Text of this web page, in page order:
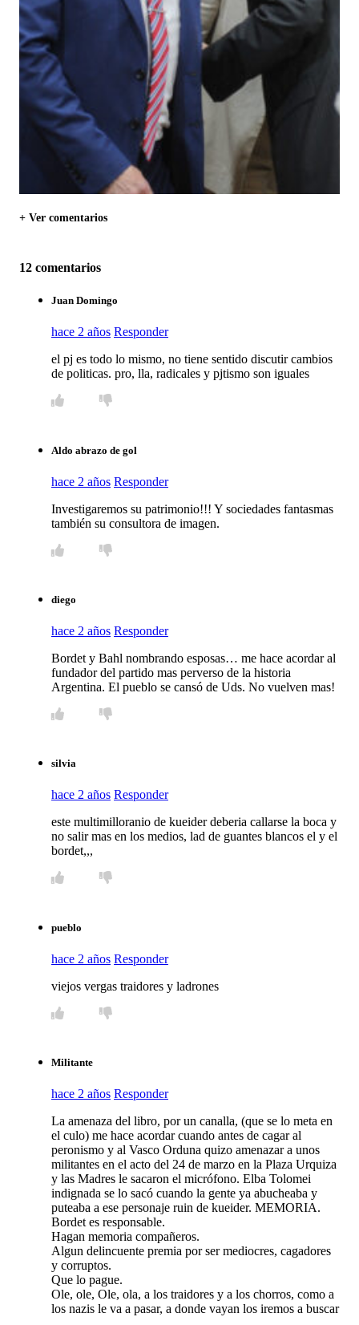
+ Ver comentarios
12 comentarios
Juan Domingo
hace 2 años Responder
el pj es todo lo mismo, no tiene sentido discutir cambios
de politicas. pro, lla, radicales y pjtismo son iguales
Aldo abrazo de gol
hace 2 años Responder
Investigaremos su patrimonio!!! Y sociedades fantasmas
también su consultora de imagen.
diego
hace 2 años Responder
Bordet y Bahl nombrando esposas… me hace acordar al
fundador del partido mas perverso de la historia
Argentina. El pueblo se cansó de Uds. No vuelven mas!
silvia
hace 2 años Responder
este multimilloranio de kueider deberia callarse la boca y
no salir mas en los medios, lad de guantes blancos el y el
bordet,,,
pueblo
hace 2 años Responder
viejos vergas traidores y ladrones
Militante
hace 2 años Responder
La amenaza del libro, por un canalla, (que se lo meta en
el culo) me hace acordar cuando antes de cagar al
peronismo y al Vasco Orduna quizo amenazar a unos
militantes en el acto del 24 de marzo en la Plaza Urquiza
y las Madres le sacaron el micrófono. Elba Tolomei
indignada se lo sacó cuando la gente ya abucheaba y
puteaba a ese personaje ruin de kueider. MEMORIA.
Bordet es responsable.
Hagan memoria compañeros.
Algun delincuente premia por ser mediocres, cagadores
y corruptos.
Que lo pague.
Ole, ole, Ole, ola, a los traidores y a los chorros, como a
los nazis le va a pasar, a donde vayan los iremos a buscar